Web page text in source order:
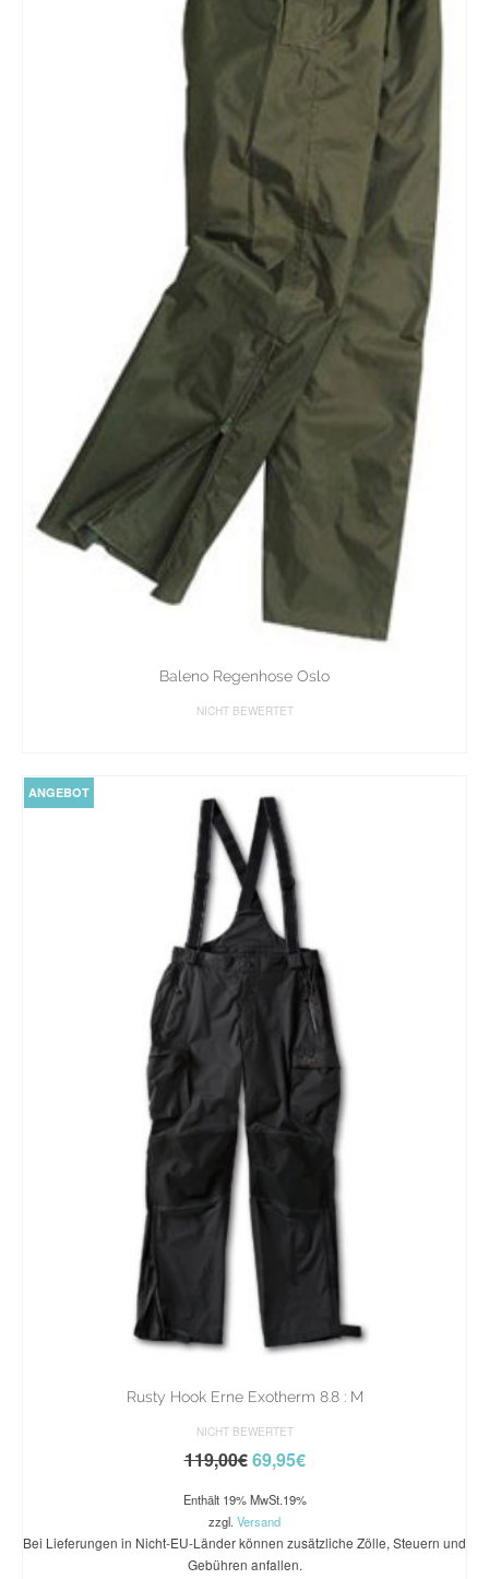
Baleno Regenhose Oslo
NICHT BEWERTET
ANGEBOT
Rusty Hook Erne Exotherm 8.8 : M
NICHT BEWERTET
119,00€69,95€
Enthält 19% MwSt.19%
zzgl. Versand
Bei Lieferungen in Nicht-EU-Länder können zusätzliche Zölle, Steuern und
Gebühren anfallen.